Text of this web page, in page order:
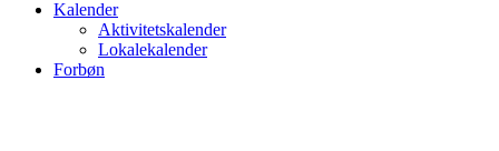
Kalender
Aktivitetskalender
Lokalekalender
Forbøn